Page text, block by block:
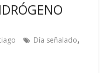
Día señalado,